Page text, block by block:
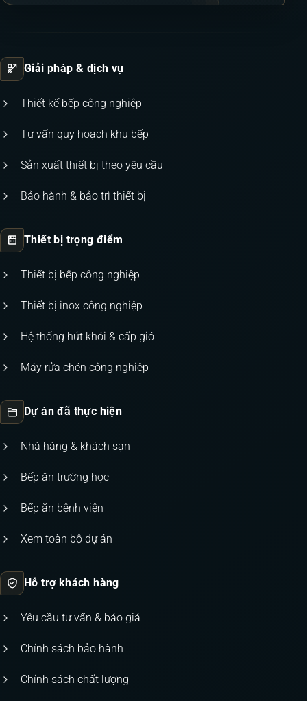
Giải pháp & dịch vụ
Thiết kế bếp công nghiệp
Tư vấn quy hoạch khu bếp
Sản xuất thiết bị theo yêu cầu
Bảo hành & bảo trì thiết bị
Thiết bị trọng điểm
Thiết bị bếp công nghiệp
Thiết bị inox công nghiệp
Hệ thống hút khói & cấp gió
Máy rửa chén công nghiệp
Dự án đã thực hiện
Nhà hàng & khách sạn
Bếp ăn trường học
Bếp ăn bệnh viện
Xem toàn bộ dự án
Hỗ trợ khách hàng
Yêu cầu tư vấn & báo giá
Chính sách bảo hành
Chính sách chất lượng